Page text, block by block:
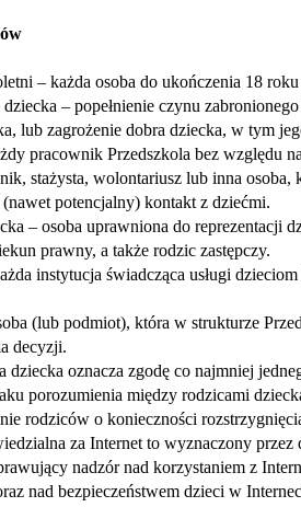
– każda osoba do ukończenia 18
– popełnienie czynu
lub zagrożenie dobra dziecka, w tym
pracownik Przedszkola bez względu
stażysta, wolontariusz lub inna osoba,
(nawet potencjalny) kontakt z dziećmi.
– osoba uprawniona do reprezentacji
prawny, a także rodzic zastępczy.
instytucja świadcząca usługi dzieciom
(lub podmiot), która w strukturze
decyzji.
dziecka oznacza zgodę co najmniej
porozumienia między rodzicami
rodziców o konieczności
za Internet to wyznaczony przez
nadzór nad korzystaniem z
nad bezpieczeństwem dzieci w